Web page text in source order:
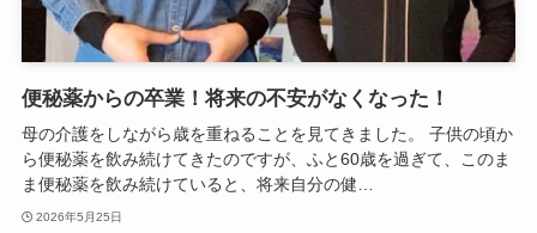
便秘薬からの卒業！将来の不安がなくなった！
母の介護をしながら歳を重ねることを見てきました。 子供の頃か
ら便秘薬を飲み続けてきたのですが、ふと60歳を過ぎて、このま
ま便秘薬を飲み続けていると、将来自分の健…
2026年5月25日